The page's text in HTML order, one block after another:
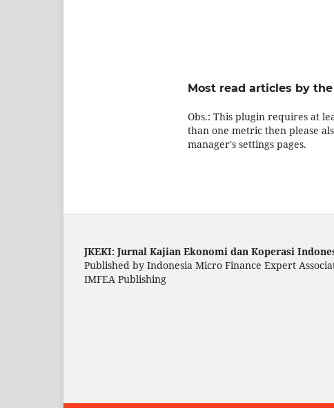
Most read articles by
Obs.: This plugin requires at
than one metric then please
manager's settings pages.
JKEKI: Jurnal Kajian Ekonomi dan Koperasi
Published by Indonesia Micro Finance Expert
IMFEA Publishing